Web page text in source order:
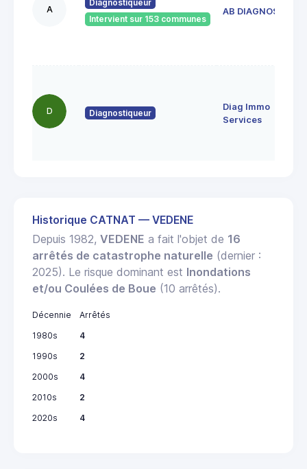
A
Diagnostiqueur
Intervient sur 153 communes
AB DIAGNOSTIC
D Diagnostiqueur
Diag Immo
Services
Historique CATNAT — VEDENE
Depuis 1982, VEDENE a fait l'objet de 16
arrêtés de catastrophe naturelle (dernier :
2025). Le risque dominant est Inondations
et/ou Coulées de Boue (10 arrêtés).
Décennie
Arrêtés
1980s
4
1990s
2
2000s
4
2010s
2
2020s
4